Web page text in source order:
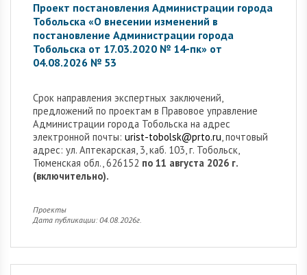
Проект постановления Администрации города
Тобольска «О внесении изменений в
постановление Администрации города
Тобольска от 17.03.2020 № 14-пк» от
04.08.2026 № 53
Cрок направления экспертных заключений,
предложений по проектам в Правовое управление
Администрации города Тобольска на адрес
электронной почты: urist-tobolsk@prto.ru, почтовый
адрес: ул. Аптекарская, 3, каб. 103, г. Тобольск,
Тюменская обл., 626152 по 11 августа 2026 г.
(включительно).
Проекты
Дата публикации: 04.08.2026г.